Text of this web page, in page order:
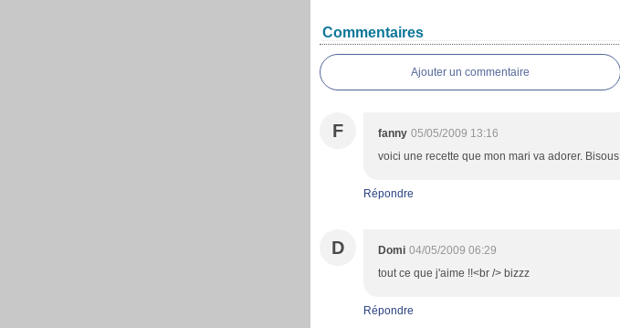
Commentaires
Ajouter un commentaire
F fanny 05/05/2009 13:16
voici une recette que mon mari va adorer. Bisous
Répondre
D Domi 04/05/2009 06:29
tout ce que j'aime !!<br /> bizzz
Répondre